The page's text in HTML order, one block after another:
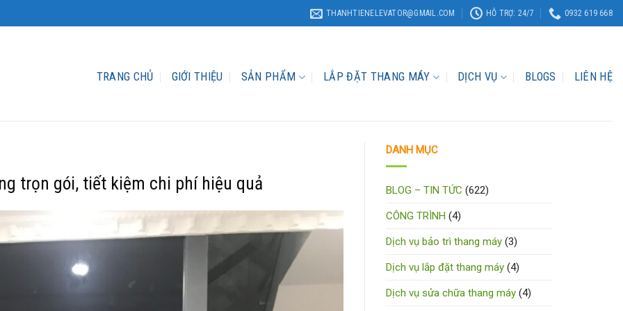
THANHTIENELEVATOR@GMAIL.COM HỖ TRỢ: 24/7 0932 619 668
TRANG CHỦ GIỚI THIỆU SẢN PHẨM LẮP ĐẶT THANG MÁY DỊCH VỤ BLOGS LIÊN HỆ
trọn gói, tiết kiệm chi phí hiệu quả
DANH MỤC
BLOG – TIN TỨC (622)
CÔNG TRÌNH (4)
Dịch vụ bảo trì thang máy (3)
Dịch vụ lắp đặt thang máy (4)
Dịch vụ sửa chữa thang máy (4)